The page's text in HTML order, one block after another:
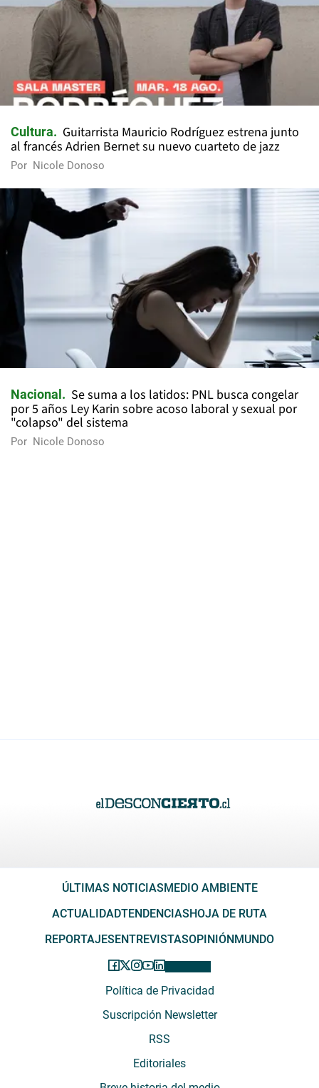
Cultura
Guitarrista Mauricio Rodríguez estrena junto
al francés Adrien Bernet su nuevo cuarteto de jazz
Por Nicole Donoso
Nacional
Se suma a los latidos: PNL busca congelar
por 5 años Ley Karin sobre acoso laboral y sexual por
"colapso" del sistema
Por Nicole Donoso
ÚLTIMAS NOTICIAS MEDIO AMBIENTE
ACTUALIDADTENDENCIAS HOJA DE RUTA
REPORTAJES ENTREVISTASOPINIÓN MUNDO
Política de Privacidad
Suscripción Newsletter
RSS
Editoriales